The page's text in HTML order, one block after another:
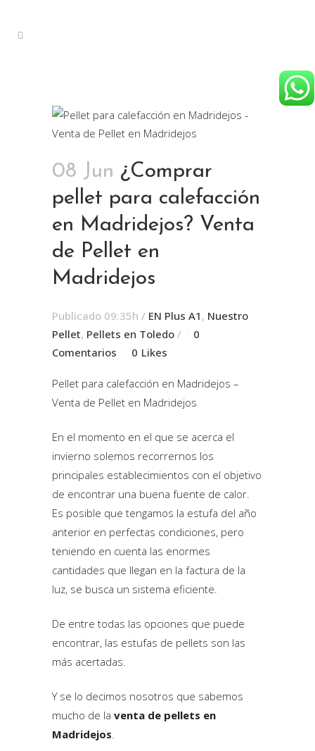
08 Jun ¿Comprar
pellet para calefacción
en Madridejos? Venta
de Pellet en
Madridejos
Publicado 09:35h / EN Plus A1 , Nuestro
Pellet, Pellets en Toledo /
0
Comentarios
0 Likes
Pellet para calefacción en Madridejos –
Venta de Pellet en Madridejos
En el momento en el que se acerca el
invierno solemos recorrernos los
principales establecimientos con el objetivo
de encontrar una buena fuente de calor.
Es posible que tengamos la estufa del año
anterior en perfectas condiciones, pero
teniendo en cuenta las enormes
cantidades que llegan en la factura de la
luz, se busca un sistema eficiente.
De entre todas las opciones que puede
encontrar, las estufas de pellets son las
más acertadas.
Y se lo decimos nosotros que sabemos
mucho de la venta de pellets en
Madridejos.